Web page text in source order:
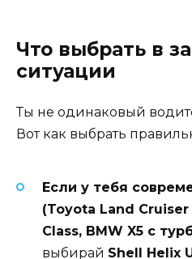
Что выбрать в
ситуации
Ты не одинаковый
Вот как выбрать
Если у тебя
(Toyota Land
Class, BMW X5 с
выбирай Shell Helix